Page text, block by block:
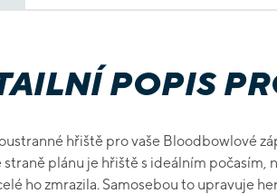
POPIS
hřiště pro vaše Bloodbowlové
straně plánu je hřiště s ideálním počasím,
ho zmrazila. Samosebou to upravuje